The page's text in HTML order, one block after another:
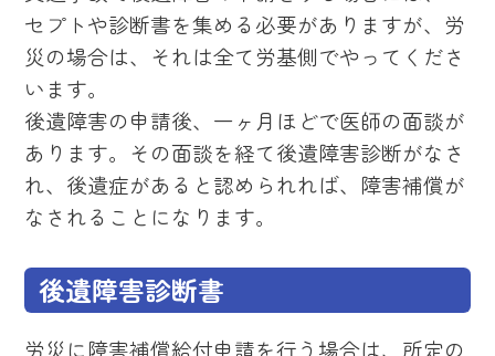
セプトや診断書を集める必要がありますが、労
災の場合は、それは全て労基側でやってくださ
います。
後遺障害の申請後、一ヶ月ほどで医師の面談が
あります。その面談を経て後遺障害診断がなさ
れ、後遺症があると認められれば、障害補償が
なされることになります。
後遺障害診断書
労災に障害補償給付申請を行う場合は、所定の